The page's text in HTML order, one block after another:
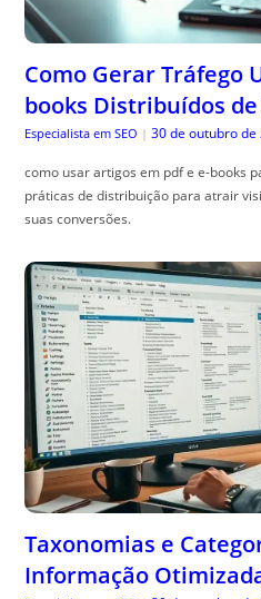
Como Gerar Tráfego
books Distribuídos
Especialista em SEO | 30 de outubro de
como usar artigos em pdf e e-books
práticas de distribuição para atrair
suas conversões.
Taxonomias e
Informação